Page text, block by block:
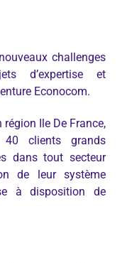
challenges
d’expertise et
Econocom.
Ile De France,
40 clients grands
dans tout secteur
de leur système
à disposition de